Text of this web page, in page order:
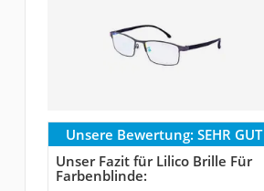
Unsere Bewertung: SEHR GUT
Unser Fazit für Lilico Brille Für
Farbenblinde: